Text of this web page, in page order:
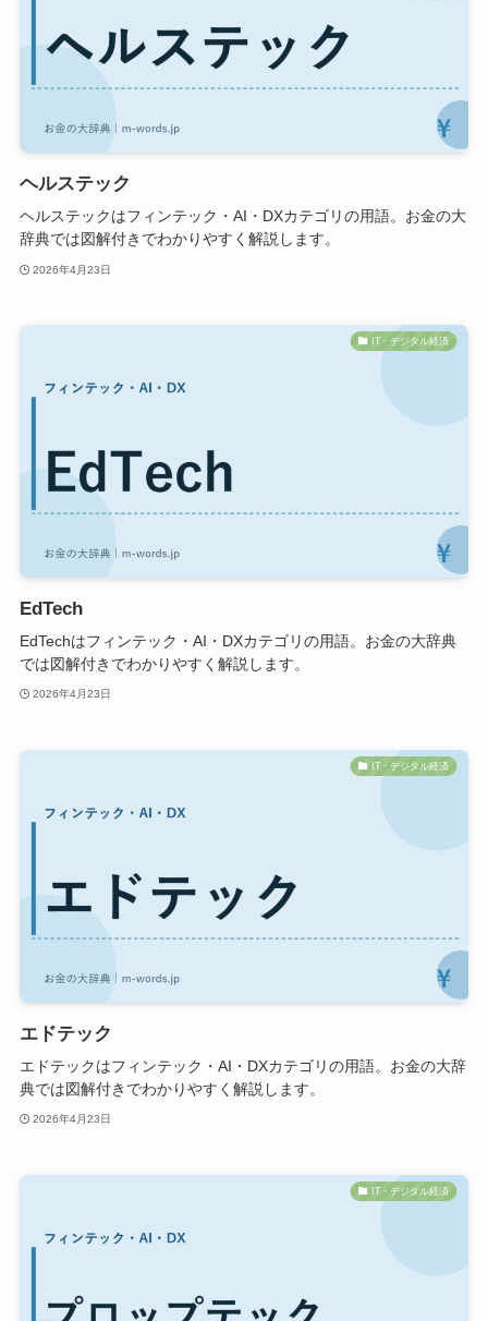
ヘルステック
ヘルステックはフィンテック・AI・DXカテゴリの用語。お金の大
辞典では図解付きでわかりやすく解説します。
2026年4月23日
IT・デジタル経済
EdTech
EdTechはフィンテック・AI・DXカテゴリの用語。お金の大辞典
では図解付きでわかりやすく解説します。
2026年4月23日
IT・デジタル経済
エドテック
エドテックはフィンテック・AI・DXカテゴリの用語。お金の大辞
典では図解付きでわかりやすく解説します。
2026年4月23日
IT・デジタル経済